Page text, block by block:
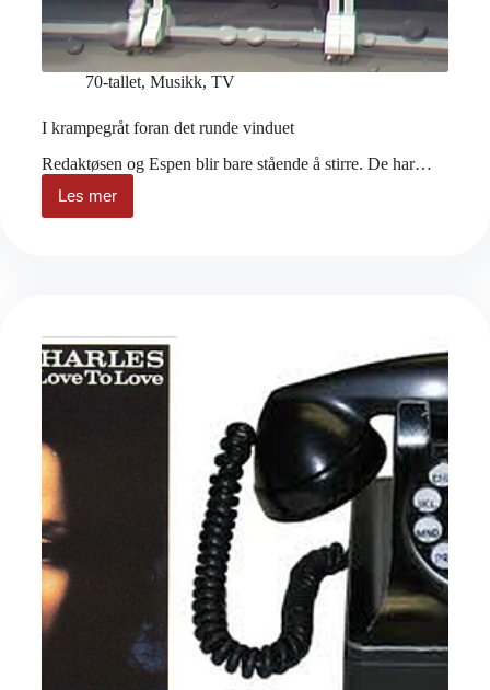
70-tallet, Musikk, TV
I krampegråt foran det runde vinduet
Redaktøsen og Espen blir bare stående å stirre. De har…
Les mer
I
krampegråt